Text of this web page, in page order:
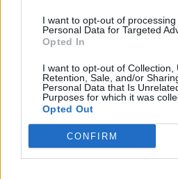
I want to opt-out of processing
Personal Data for Targeted
Opted In
I want to opt-out of Collection,
Retention, Sale, and/or
Personal Data that Is
Purposes for which it was
Opted Out
CONFIRM
Lietuva
Mindaugas Sinkevičius
ramina visuomenę dėl